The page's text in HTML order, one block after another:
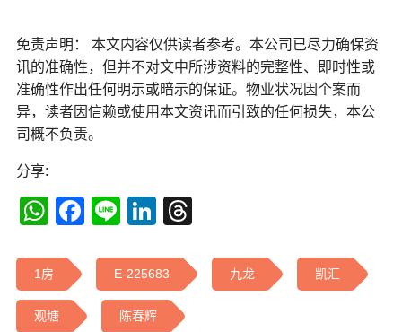
免责声明： 本文内容仅供读者参考。本公司已尽力确保资
讯的准确性，但并不对文中所涉资料的完整性、即时性或
准确性作出任何明示或暗示的保证。物业状况因个案而
异，读者因信赖或使用本文资讯而引致的任何损失，本公
司概不负责。
分享:
WhatsApp
Facebook
LineLinkedIn
1房 E-225683 九龙 凯汇
观塘 陈春辉